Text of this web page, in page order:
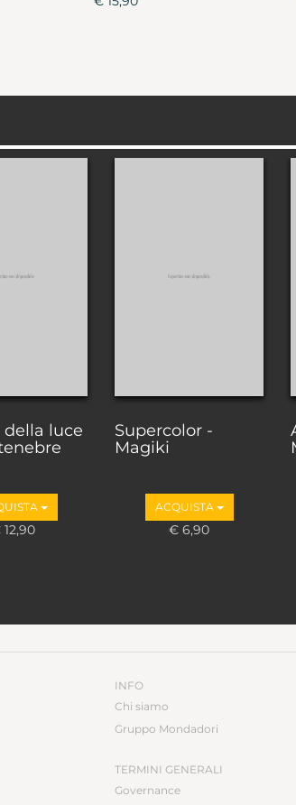
della luce
Supercolor -
Magiki
ACQUISTA
€ 6,90
INFO
Chi siamo
Gruppo Mondadori
TERMINI GENERALI
Governance